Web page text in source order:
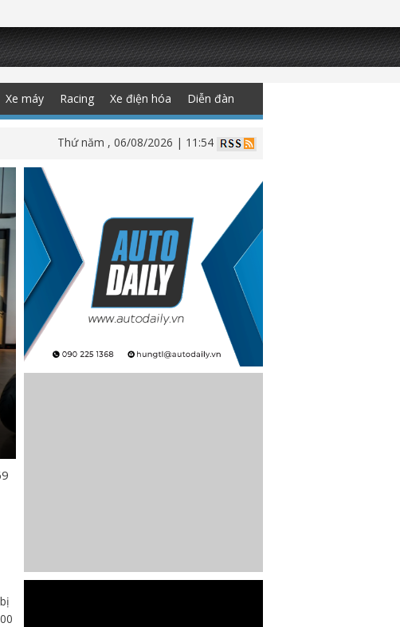
Xe máy Racing Xe điện hóa Diễn đàn
Thứ năm , 06/08/2026 | 11:54